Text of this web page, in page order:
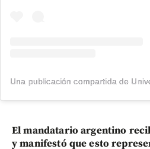
El mandatario argentino
y manifestó que esto